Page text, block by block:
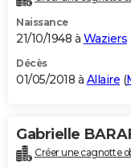
Naissance
21/10/1948 à Waziers
Décès
01/05/2018 à Allaire (
Gabrielle
Créer une cagnotte